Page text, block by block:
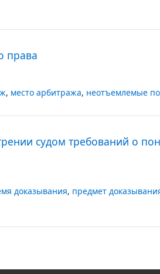
права
, место арбитража, неотъемлемые
судом требований о
доказывания, предмет